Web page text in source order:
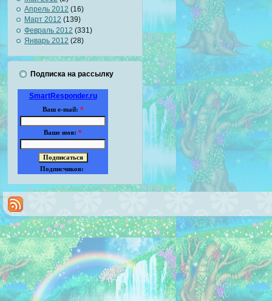
Апрель 2012 (16)
Март 2012 (139)
Февраль 2012 (331)
Январь 2012 (28)
Подписка на рассылку
SmartResponder.ru
Ваш e-mail: *
Ваше имя: *
Подписчиков: